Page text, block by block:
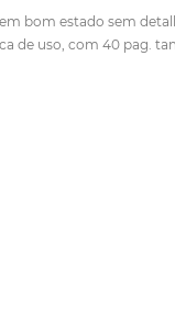
bom estado sem
de uso, com 40 pag.